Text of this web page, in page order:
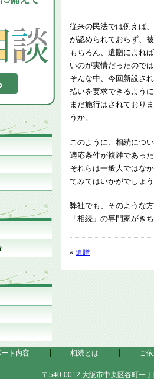
従来の民法では例えば
が認められておらず、
もちろん、遺贈によれ
いのが実情だったので
そんな中、今回新設さ
払いを要求できるよう
まだ施行はされており
うか。
このように、相続につ
適応条件が複雑であっ
それらは一般人ではな
てみてはいかがでしょ
弊社でも、そのような
「相続」の専門家がき
« 遺贈
ト内容 相続とは ご
〒540-0012 大阪市中央区谷町一